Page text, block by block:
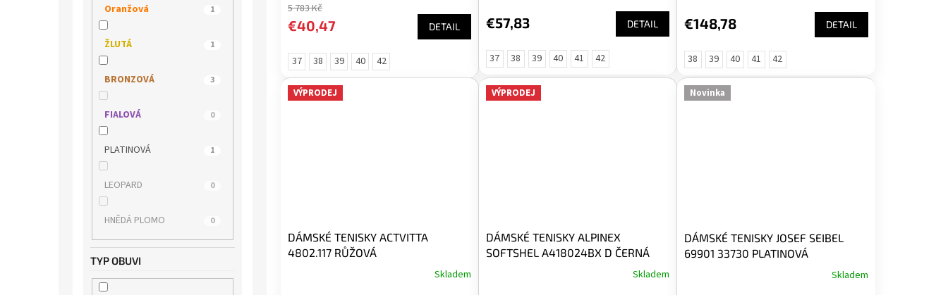
REGARDE LE CIEL
ROCK SPRING
SKECHERS
TAMARIS 34
TBS 1
Oranžová 1
ŽLUTÁ 1
BRONZOVÁ 3
FIALOVÁ 0
PLATINOVÁ 1
LEOPARD 0
HNĚDÁ PLOMO 0
TYP OBUVI
5 783 Kč
€40,47 DETAIL
37 38 39 40 42
€57,83 DETAIL
37 38 39 40 41 42
€148,78 DETAIL
38 39 40 41 42
VÝPRODEJ
DÁMSKÉ TENISKY ACTVITTA
4802.117 RŮŽOVÁ
Skladem
VÝPRODEJ
DÁMSKÉ TENISKY ALPINEX
SOFTSHEL A418024BX D ČERNÁ
Skladem
Novinka
DÁMSKÉ TENISKY JOSEF SEIBEL
69901 33730 PLATINOVÁ
Skladem